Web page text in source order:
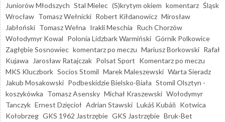
Juniorów Młodszych Stal Mielec (S)krytym okiem komentarz Śląsk
Wrocław Tomasz Wełnicki Robert Kiłdanowicz Mirosław
Jabłoński Tomasz Wełna Irakli Meschia Ruch Chorzów
Wołodymyr Kowal Polonia Lidzbark Warmiński Górnik Polkowice
Zagłębie Sosnowiec komentarz po meczu Mariusz Borkowski Rafał
Kujawa
Jarosław Ratajczak Polsat Sport Komentarz po meczu
MKS Kluczbork Socios Stomil Marek Maleszewski Warta Sieradz
Jakub Mosakowski Podbeskidzie Bielsko-Biała Stomil Olsztyn -
koszykówka Tomasz Asensky Michał Kraszewski Wołodymyr
Tanczyk Ernest Dzięcioł Adrian Stawski Lukáš Kubáň Kotwica
Kołobrzeg GKS 1962 Jastrzębie GKS Jastrzębie Bruk-Bet